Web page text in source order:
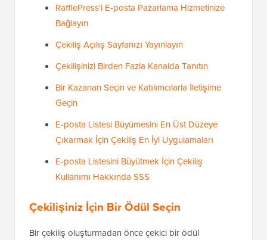
RafflePress'i E-posta Pazarlama Hizmetinize
Bağlayın
Çekiliş Açılış Sayfanızı Yayınlayın
Çekilişinizi Birden Fazla Kanalda Tanıtın
Bir Kazanan Seçin ve Katılımcılarla İletişime
Geçin
E-posta Listesi Büyümesini En Üst Düzeye
Çıkarmak İçin Çekiliş En İyi Uygulamaları
E-posta Listesini Büyütmek İçin Çekiliş
Kullanımı Hakkında SSS
Çekilişiniz İçin Bir Ödül Seçin
Bir çekiliş oluşturmadan önce çekici bir ödül